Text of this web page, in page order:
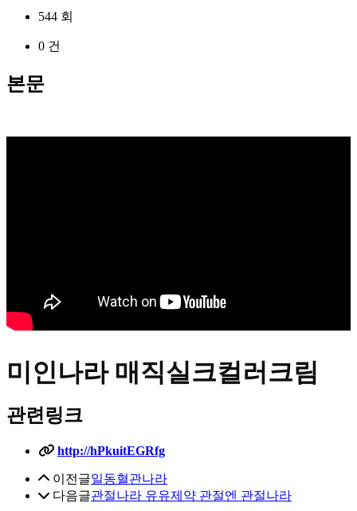
544 회
0 건
본문
미인나라 매직실크컬러크림
관련링크
http://hPkuitEGRfg
이전글일동혈관나라
다음글관절나라 유유제약 관절엔 관절나라